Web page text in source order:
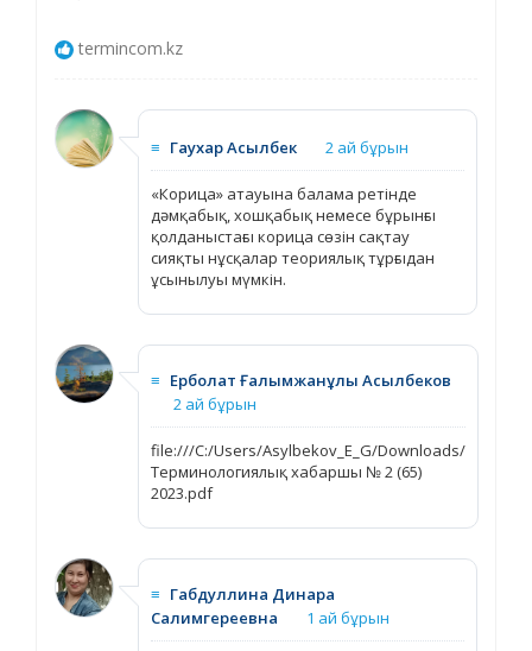
termincom.kz
≡ Гаухар Асылбек 2 ай бұрын
«Корица» атауына балама ретінде
дәмқабық, хошқабық немесе бұрынғы
қолданыстағы корица сөзін сақтау
сияқты нұсқалар теориялық тұрғыдан
ұсынылуы мүмкін.
≡ Ерболат Ғалымжанұлы Асылбеков
2 ай бұрын
file:///C:/Users/Asylbekov_E_G/Downloads/
Терминологиялық хабаршы № 2 (65)
2023.pdf
≡ Габдуллина Динара
Салимгереевна
1 ай бұрын